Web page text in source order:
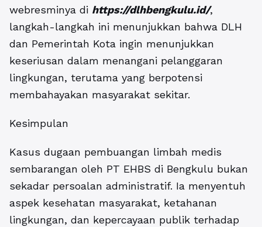
webresminya di https://dlhbengkulu.id/,
langkah-langkah ini menunjukkan bahwa DLH
dan Pemerintah Kota ingin menunjukkan
keseriusan dalam menangani pelanggaran
lingkungan, terutama yang berpotensi
membahayakan masyarakat sekitar.
Kesimpulan
Kasus dugaan pembuangan limbah medis
sembarangan oleh PT EHBS di Bengkulu bukan
sekadar persoalan administratif. Ia menyentuh
aspek kesehatan masyarakat, ketahanan
lingkungan, dan kepercayaan publik terhadap